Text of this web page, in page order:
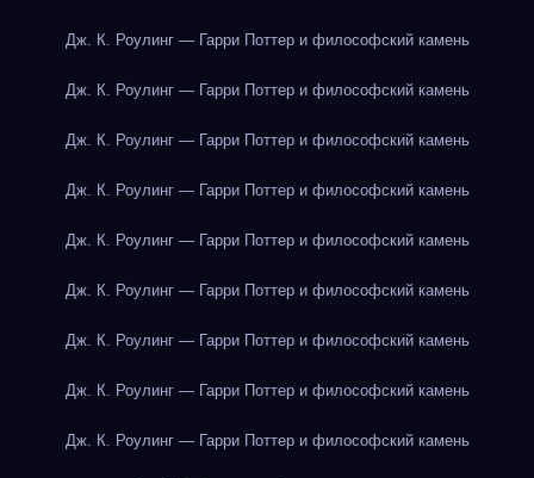
Дж. К. Роулинг — Гарри Поттер и философский камень
Дж. К. Роулинг — Гарри Поттер и философский камень
Дж. К. Роулинг — Гарри Поттер и философский камень
Дж. К. Роулинг — Гарри Поттер и философский камень
Дж. К. Роулинг — Гарри Поттер и философский камень
Дж. К. Роулинг — Гарри Поттер и философский камень
Дж. К. Роулинг — Гарри Поттер и философский камень
Дж. К. Роулинг — Гарри Поттер и философский камень
Дж. К. Роулинг — Гарри Поттер и философский камень